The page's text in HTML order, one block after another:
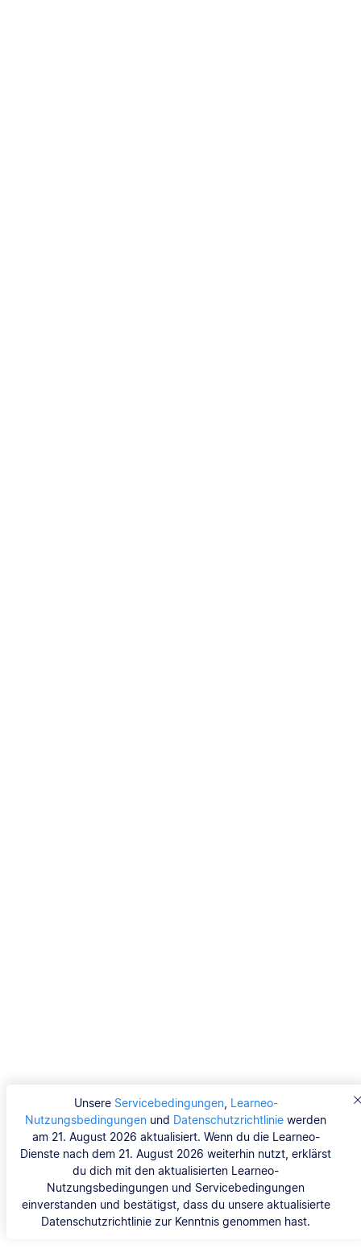
Unsere Servicebedingungen, Learneo-
Nutzungsbedingungen und Datenschutzrichtlinie werden
am 21. August 2026 aktualisiert. Wenn du die Learneo-
Dienste nach dem 21. August 2026 weiterhin nutzt, erklärst
du dich mit den aktualisierten Learneo-
Nutzungsbedingungen und Servicebedingungen
einverstanden und bestätigst, dass du unsere aktualisierte
Datenschutzrichtlinie zur Kenntnis genommen hast.